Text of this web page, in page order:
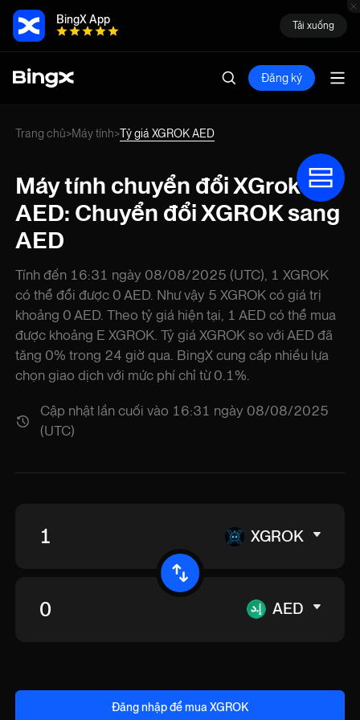
BingX App Tải xuống
Đăng ký
Trang chủ>Máy tính>Tỷ giá XGROK AED
Máy tính chuyển đổi XGrok
AED: Chuyển đổi XGROK sang
AED
Tính đến 16:31 ngày 08/08/2025 (UTC), 1 XGROK
có thể đổi được 0 AED. Như vậy 5 XGROK có giá trị
khoảng 0 AED. Theo tỷ giá hiện tại, 1 AED có thể mua
được khoảng E XGROK. Tỷ giá XGROK so với AED đã
tăng 0% trong 24 giờ qua. BingX cung cấp nhiều lựa
chọn giao dịch với mức phí chỉ từ 0.1%.
Cập nhật lần cuối vào 16:31 ngày 08/08/2025
(UTC)
XGROK
AED
Đăng nhập để mua XGROK